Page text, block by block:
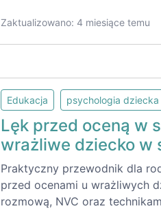
Zaktualizowano: 4 miesiące temu
Edukacja psychologia dziecka
Lęk przed oceną w
wrażliwe dziecko w
Praktyczny przewodnik dla
przed ocenami u wrażliwych
rozmową, NVC oraz